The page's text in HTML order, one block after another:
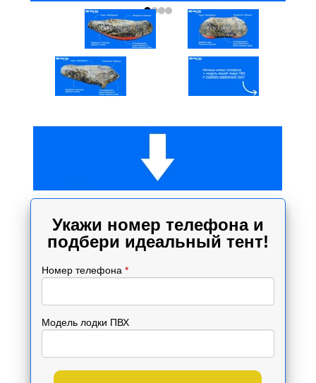
Укажи номер телефона и
подбери идеальный тент!
Номер телефона *
Модель лодки ПВХ